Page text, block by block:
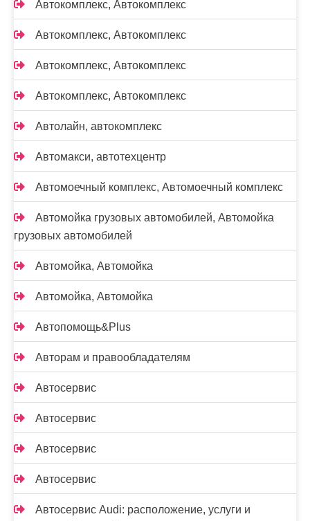
Автокомплекс, Автокомплекс
Автокомплекс, Автокомплекс
Автокомплекс, Автокомплекс
Автокомплекс, Автокомплекс
Автолайн, автокомплекс
Автомакси, автотехцентр
Автомоечный комплекс, Автомоечный комплекс
Автомойка грузовых автомобилей, Автомойка
грузовых автомобилей
Автомойка, Автомойка
Автомойка, Автомойка
Автопомощь&Plus
Авторам и правообладателям
Автосервис
Автосервис
Автосервис
Автосервис
Автосервис Audi: расположение, услуги и